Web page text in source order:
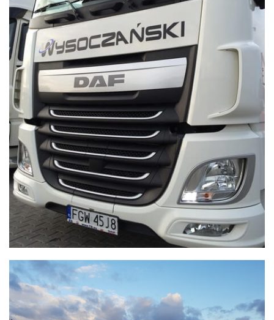
WYSOCZAŃSKI
Transport - Logistyka